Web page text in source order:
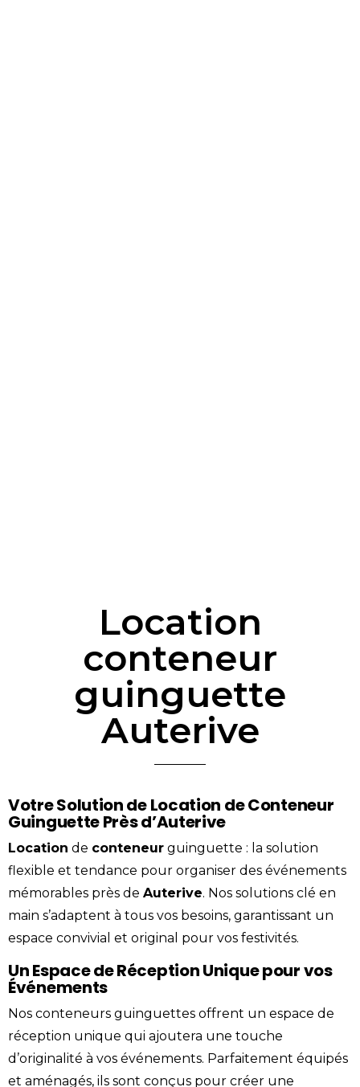
Location
conteneur
guinguette
Auterive
Votre Solution de Location de Conteneur
Guinguette Près d’Auterive
Location de conteneur guinguette : la solution
flexible et tendance pour organiser des événements
mémorables près de Auterive. Nos solutions clé en
main s’adaptent à tous vos besoins, garantissant un
espace convivial et original pour vos festivités.
Un Espace de Réception Unique pour vos
Événements
Nos conteneurs guinguettes offrent un espace de
réception unique qui ajoutera une touche
d’originalité à vos événements. Parfaitement équipés
et aménagés, ils sont conçus pour créer une